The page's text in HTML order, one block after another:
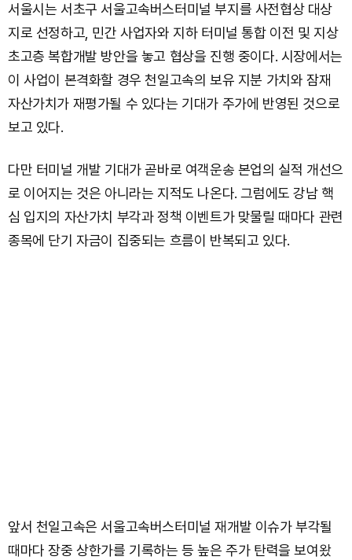
서울시는 서초구 서울고속버스터미널 부지를 사전협상 대상
지로 선정하고, 민간 사업자와 지하 터미널 통합 이전 및 지상
초고층 복합개발 방안을 놓고 협상을 진행 중이다. 시장에서는
이 사업이 본격화할 경우 천일고속의 보유 지분 가치와 잠재
자산가치가 재평가될 수 있다는 기대가 주가에 반영된 것으로
보고 있다.
다만 터미널 개발 기대가 곧바로 여객운송 본업의 실적 개선으
로 이어지는 것은 아니라는 지적도 나온다. 그럼에도 강남 핵
심 입지의 자산가치 부각과 정책 이벤트가 맞물릴 때마다 관련
종목에 단기 자금이 집중되는 흐름이 반복되고 있다.
앞서 천일고속은 서울고속버스터미널 재개발 이슈가 부각될
때마다 장중 상한가를 기록하는 등 높은 주가 탄력을 보여왔